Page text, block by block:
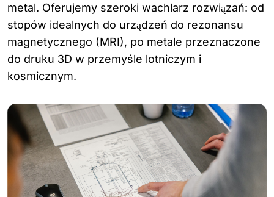
metal. Oferujemy szeroki wachlarz rozwiązań: od
stopów idealnych do urządzeń do rezonansu
magnetycznego (MRI), po metale przeznaczone
do druku 3D w przemyśle lotniczym i
kosmicznym.